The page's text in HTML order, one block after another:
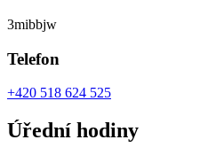
3mibbjw
Telefon
+420 518 624 525
Úřední hodiny